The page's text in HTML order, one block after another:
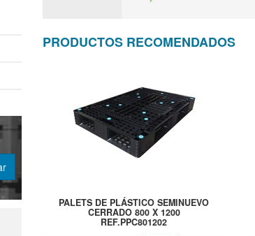
PRODUCTOS RECOMENDADOS
PALETS DE PLÁSTICO SEMINUEVO
CERRADO 800 X 1200
REF.PPC801202